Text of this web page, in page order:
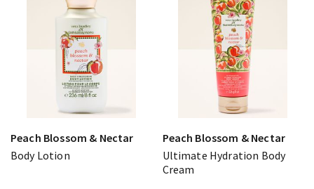
Peach Blossom & Nectar
Body Lotion
Peach Blossom & Nectar
Ultimate Hydration Body
Cream